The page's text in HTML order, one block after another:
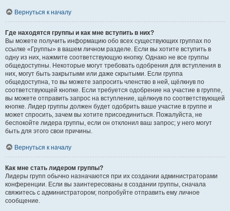
Вернуться к началу
Где находятся группы и как мне вступить в них?
Вы можете получить информацию обо всех существующих группах по
ссылке «Группы» в вашем личном разделе. Если вы хотите вступить в
одну из них, нажмите соответствующую кнопку. Однако не все группы
общедоступны. Некоторые могут требовать одобрения для вступления в
них, могут быть закрытыми или даже скрытыми. Если группа
общедоступна, то вы можете запросить членство в ней, щёлкнув по
соответствующей кнопке. Если требуется одобрение на участие в группе,
вы можете отправить запрос на вступление, щёлкнув по соответствующей
кнопке. Лидер группы должен будет одобрить ваше участие в группе и
может спросить, зачем вы хотите присоединиться. Пожалуйста, не
беспокойте лидера группы, если он отклонил ваш запрос; у него могут
быть для этого свои причины.
Вернуться к началу
Как мне стать лидером группы?
Лидеры групп обычно назначаются при их создании администраторами
конференции. Если вы заинтересованы в создании группы, сначала
свяжитесь с администратором; попробуйте отправить ему личное
сообщение.